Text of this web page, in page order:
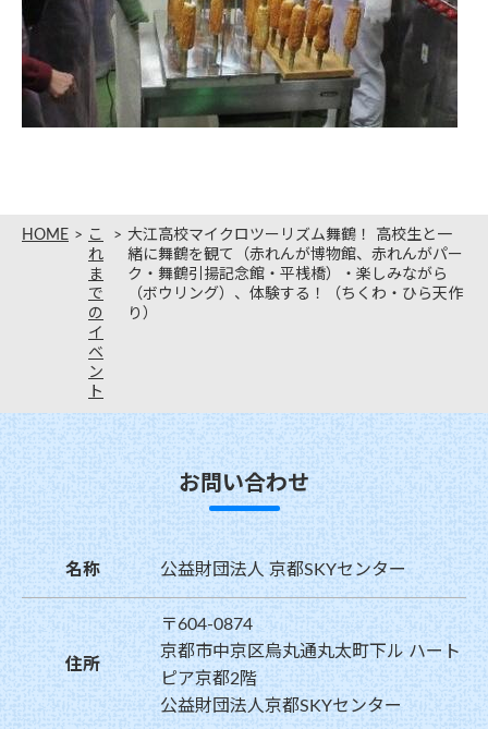
HOME
こ
れ
ま
で
の
イ
ベ
ン
ト
大江高校マイクロツーリズム舞鶴！ 高校生と一
緒に舞鶴を観て（赤れんが博物館、赤れんがパー
ク・舞鶴引揚記念館・平桟橋）・楽しみながら
（ボウリング）、体験する！（ちくわ・ひら天作
り）
お問い合わせ
名称 公益財団法人 京都SKYセンター
住所
〒604-0874
京都市中京区烏丸通丸太町下ル ハート
ピア京都2階
公益財団法人京都SKYセンター